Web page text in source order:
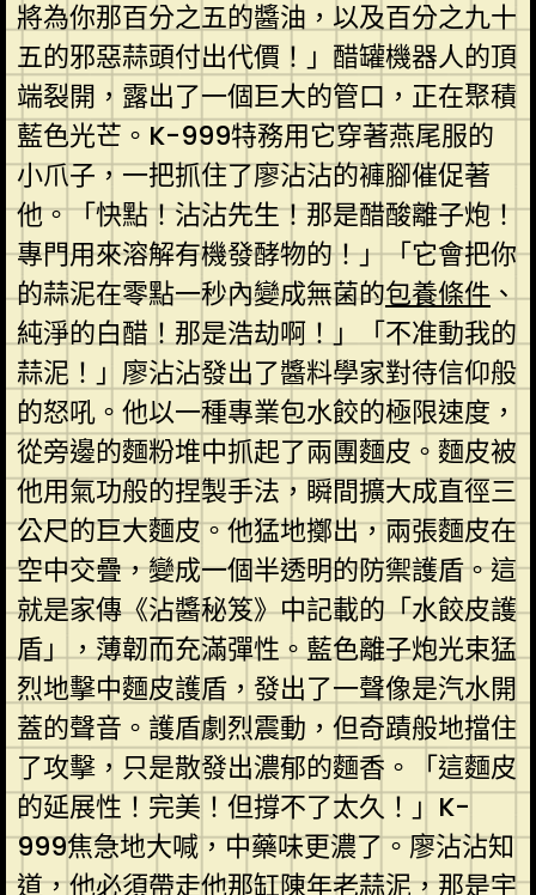
將為你那百分之五的醬油，以及百分之九十
五的邪惡蒜頭付出代價！」醋罐機器人的頂
端裂開，露出了一個巨大的管口，正在聚積
藍色光芒。K-999特務用它穿著燕尾服的
小爪子，一把抓住了廖沾沾的褲腳催促著
他。「快點！沾沾先生！那是醋酸離子炮！
專門用來溶解有機發酵物的！」「它會把你
的蒜泥在零點一秒內變成無菌的包養條件、
純淨的白醋！那是浩劫啊！」「不准動我的
蒜泥！」廖沾沾發出了醬料學家對待信仰般
的怒吼。他以一種專業包水餃的極限速度，
從旁邊的麵粉堆中抓起了兩團麵皮。麵皮被
他用氣功般的捏製手法，瞬間擴大成直徑三
公尺的巨大麵皮。他猛地擲出，兩張麵皮在
空中交疊，變成一個半透明的防禦護盾。這
就是家傳《沾醬秘笈》中記載的「水餃皮護
盾」，薄韌而充滿彈性。藍色離子炮光束猛
烈地擊中麵皮護盾，發出了一聲像是汽水開
蓋的聲音。護盾劇烈震動，但奇蹟般地擋住
了攻擊，只是散發出濃郁的麵香。「這麵皮
的延展性！完美！但撐不了太久！」K-
999焦急地大喊，中藥味更濃了。廖沾沾知
道，他必須帶走他那缸陳年老蒜泥，那是宇